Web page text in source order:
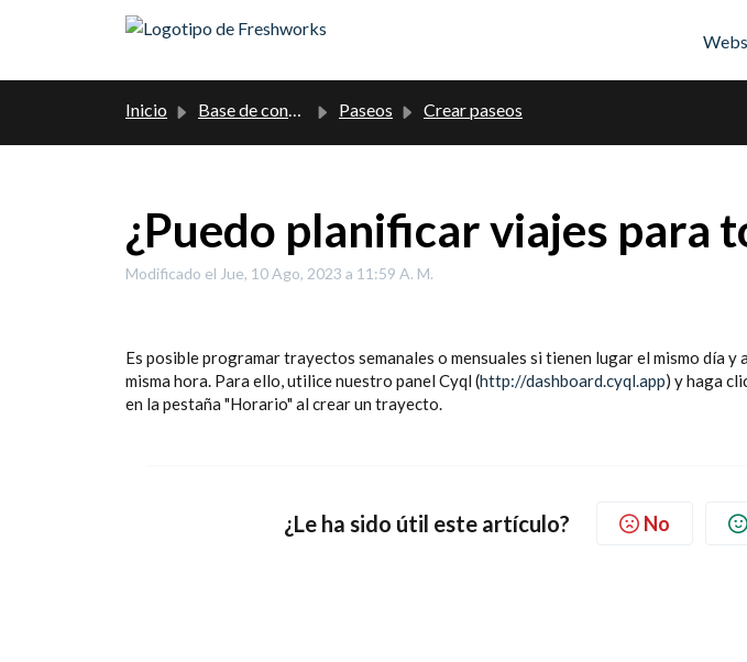
Inicio Base de conocimientos Paseos Crear paseos
¿Puedo planificar viajes para
Modificado el Jue, 10 Ago, 2023 a 11:59 A. M.
Es posible programar trayectos semanales o mensuales si tienen lugar el mismo día y
misma hora. Para ello, utilice nuestro panel Cyql (http://dashboard.cyql.app) y haga
en la pestaña "Horario" al crear un trayecto.
¿Le ha sido útil este artículo? No